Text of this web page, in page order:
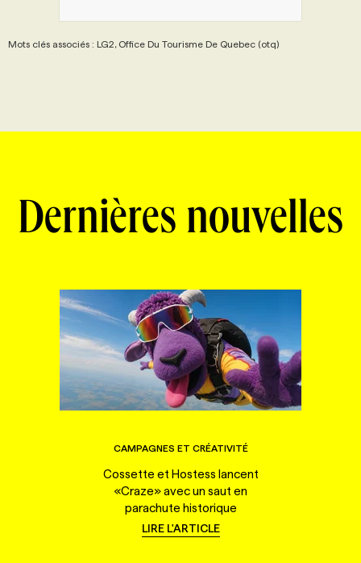
Mots clés associés : LG2, Office Du Tourisme De Quebec (otq)
Dernières nouvelles
CAMPAGNES ET CRÉATIVITÉ
Cossette et Hostess lancent
«Craze» avec un saut en
parachute historique
LIRE L'ARTICLE